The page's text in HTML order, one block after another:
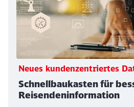
Neues kundenzentriertes
Schnellbaukasten für
Reisendeninformation